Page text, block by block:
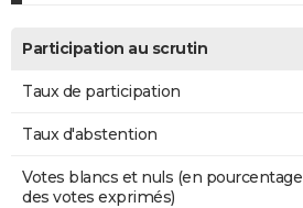
Participation au scrutin
Taux de participation
Taux d'abstention
Votes blancs et nuls (en pourcentage
des votes exprimés)